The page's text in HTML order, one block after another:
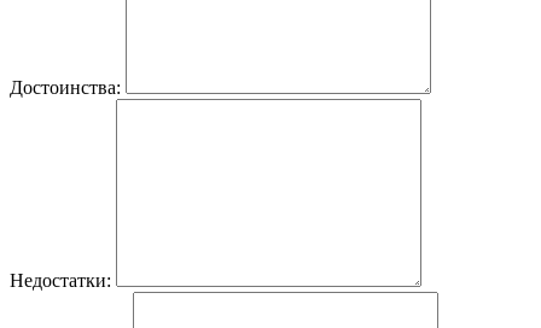
Достоинства:
Недостатки: